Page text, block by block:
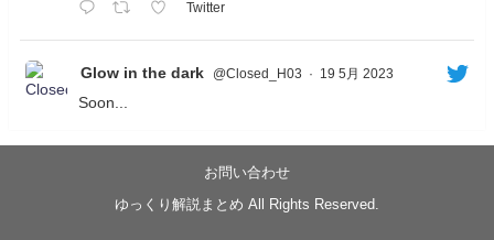
Twitter
Glow in the dark @Closed_H03 · 19 5月 2023
Soon...
【忍】ゆっくり季節性ドネート2021初夏22･23春/異世
界ファンタジー回解説【殺】～トリダ編
https://www.nicovideo.jp/watch/sm42161719
お問い合わせ
ゆっくり解説まとめ All Rights Reserved.